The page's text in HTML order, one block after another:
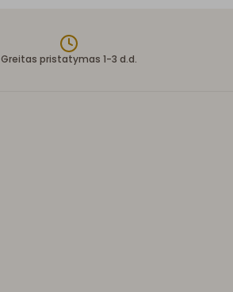
Greitas pristatymas 1-3 d.d.